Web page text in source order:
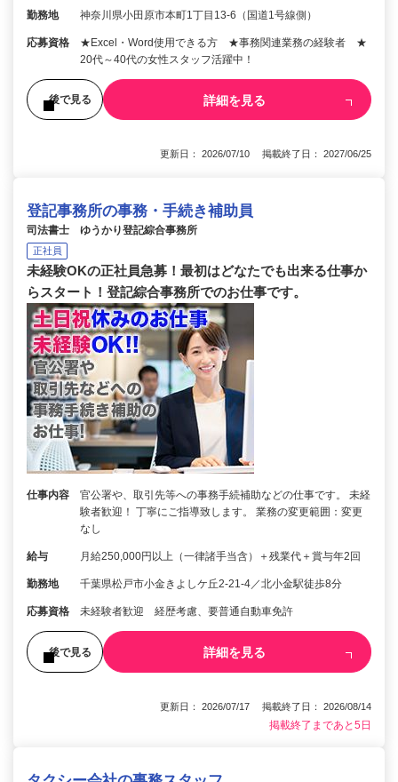
勤務地 神奈川県小田原市本町1丁目13-6（国道1号線側）
応募資格
★Excel・Word使用できる方 ★事務関連業務の経験者 ★
20代～40代の女性スタッフ活躍中！
後で見る 詳細を見る
更新日： 2026/07/10 掲載終了日： 2027/06/25
登記事務所の事務・手続き補助員
司法書士 ゆうかり登記綜合事務所
正社員
未経験OKの正社員急募！最初はどなたでも出来る仕事か
らスタート！登記綜合事務所でのお仕事です。
仕事内容
官公署や、取引先等への事務手続補助などの仕事です。 未経
験者歓迎！ 丁寧にご指導致します。 業務の変更範囲：変更
なし
給与 月給250,000円以上（一律諸手当含）＋残業代＋賞与年2回
勤務地 千葉県松戸市小金きよしケ丘2-21-4／北小金駅徒歩8分
応募資格 未経験者歓迎 経歴考慮、要普通自動車免許
後で見る 詳細を見る
更新日： 2026/07/17 掲載終了日： 2026/08/14
掲載終了まであと5日